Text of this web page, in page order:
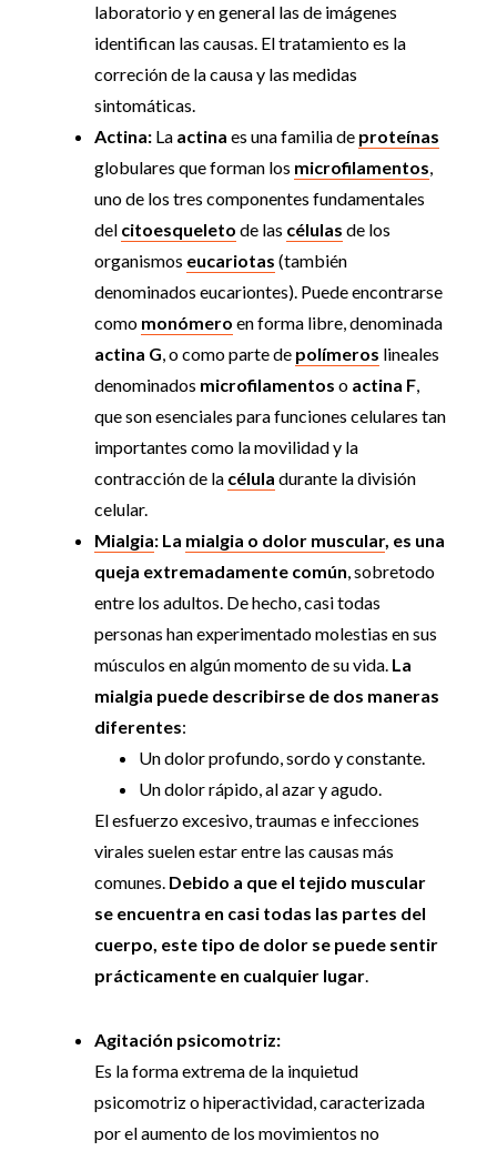
laboratorio y en general las de imágenes
identifican las causas. El tratamiento es la
correción de la causa y las medidas
sintomáticas.
Actina: La actina es una familia de proteínas
globulares que forman los microfilamentos,
uno de los tres componentes fundamentales
del citoesqueleto de las células de los
organismos eucariotas (también
denominados eucariontes). Puede encontrarse
como monómero en forma libre, denominada
actina G, o como parte de polímeros lineales
denominados microfilamentos o actina F,
que son esenciales para funciones celulares tan
importantes como la movilidad y la
contracción de la célula durante la división
celular.
Mialgia: La mialgia o dolor muscular, es una
queja extremadamente común, sobretodo
entre los adultos. De hecho, casi todas
personas han experimentado molestias en sus
músculos en algún momento de su vida. La
mialgia puede describirse de dos maneras
diferentes:
Un dolor profundo, sordo y constante.
Un dolor rápido, al azar y agudo.
El esfuerzo excesivo, traumas e infecciones
virales suelen estar entre las causas más
comunes. Debido a que el tejido muscular
se encuentra en casi todas las partes del
cuerpo, este tipo de dolor se puede sentir
prácticamente en cualquier lugar.
Agitación psicomotriz:
Es la forma extrema de la inquietud
psicomotriz o hiperactividad, caracterizada
por el aumento de los movimientos no